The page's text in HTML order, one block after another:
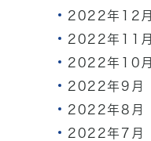
2022年12月
2022年11月
2022年10月
2022年9月
2022年8月
2022年7月